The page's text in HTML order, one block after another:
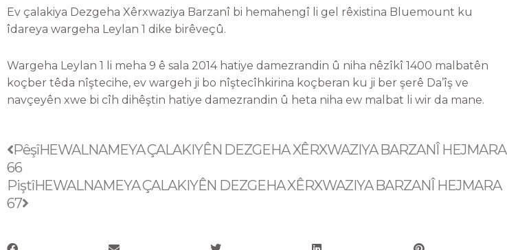
Ev çalakiya Dezgeha Xêrxwaziya Barzanî bi hemahengî li gel rêxistina Bluemount ku
îdareya wargeha Leylan 1 dike birêveçû.
Wargeha Leylan 1 li meha 9 ê sala 2014 hatiye damezrandin û niha nêzîkî 1400 malbatên
koçber têda nîştecihe, ev wargeh ji bo nîştecîhkirina koçberan ku ji ber şerê Da’îş ve
navçeyên xwe bi cîh dihêştin hatiye damezrandin û heta niha ew malbat li wir da mane.
Prev
PêşîHEWALNAMEYA ÇALAKIYÊN DEZGEHA XÊRXWAZIYA BARZANÎ HEJMARA
66
PiştîHEWALNAMEYA ÇALAKIYÊN DEZGEHA XÊRXWAZIYA BARZANÎ HEJMARA
67
Next